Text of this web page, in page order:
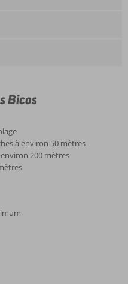
Bicos
à environ 50 mètres
200 mètres